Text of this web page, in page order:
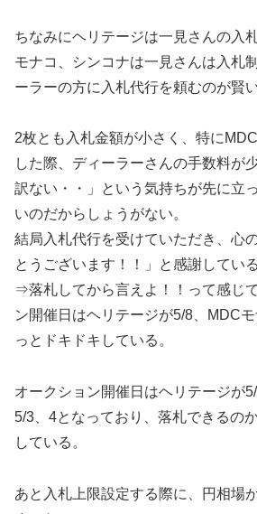
ちなみにヘリテージは一見さんの入
モナコ、シンコナは一見さんは入札
ーラーの方に入札代行を頼むのが賢
2枚とも入札金額が小さく、特に
した際、ディーラーさんの手数料が
訳ない・・」という気持ちが先に立
いのだからしょうがない。
結局入札代行を受けていただき、心
とうございます！！」と感謝している
⇒落札してから言えよ！！って感じ
ン開催日はヘリテージが5/8、MDC
っとドキドキしている。
オークション開催日はヘリテージが
5/3、4となっており、落札できるの
している。
あと入札上限設定する際に、円相場